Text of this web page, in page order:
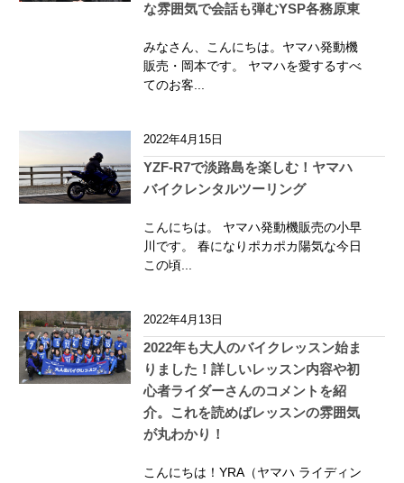
な雰囲気で会話も弾むYSP各務原東
みなさん、こんにちは。ヤマハ発動機
販売・岡本です。 ヤマハを愛するすべ
てのお客...
2022年4月15日
YZF-R7で淡路島を楽しむ！ヤマハ
バイクレンタルツーリング
こんにちは。 ヤマハ発動機販売の小早
川です。 春になりポカポカ陽気な今日
この頃...
2022年4月13日
2022年も大人のバイクレッスン始ま
りました！詳しいレッスン内容や初
心者ライダーさんのコメントを紹
介。これを読めばレッスンの雰囲気
が丸わかり！
こんにちは！YRA（ヤマハ ライディン